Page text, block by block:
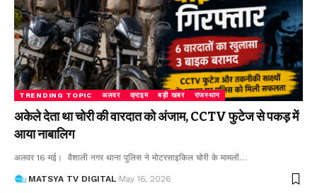
TRENDING TOPIC अलवर क्राइम बड़ी खबर राजस्थान
अकेले देता था चोरी की वारदात को अंजाम, CCTV फुटेज से पकड़ में
आया नाबालिग
अलवर 16 मई। वैशाली नगर थाना पुलिस ने मोटरसाइकिल चोरी के मामलों…
MATSYA TV DIGITAL May 16, 2026